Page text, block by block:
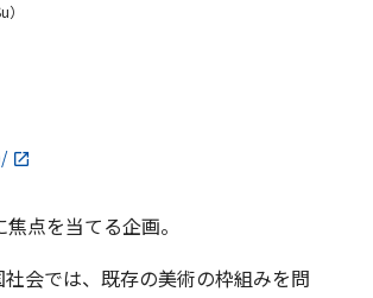
点を当てる企画。
会では、既存の美術の枠組みを問